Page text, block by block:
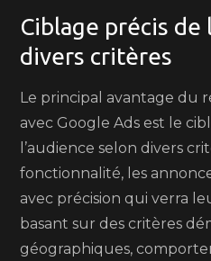
Ciblage précis de
divers critères
Le principal avantage du
avec Google Ads est le
l’audience selon divers
fonctionnalité, les
avec précision qui verra
basant sur des critères
géographiques,